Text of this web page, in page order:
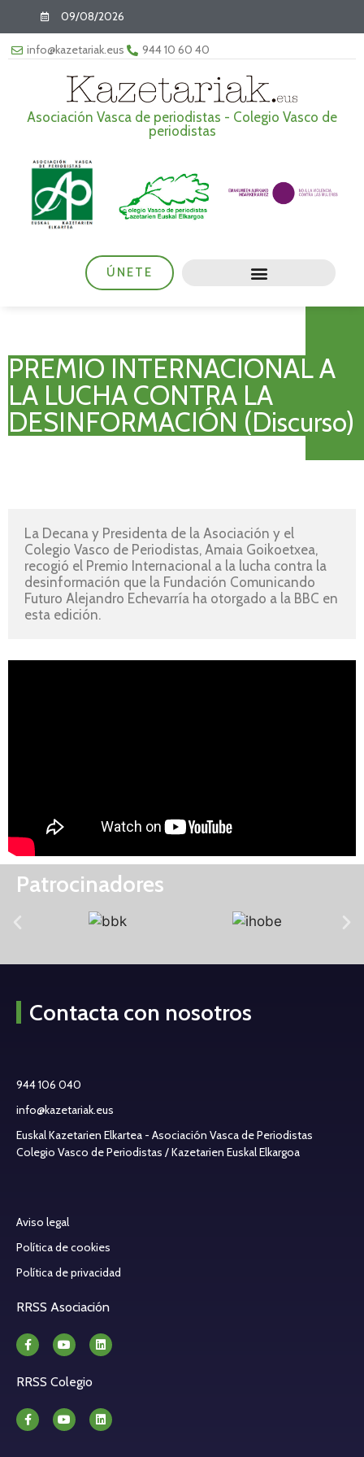
09/08/2026
info@kazetariak.eus 944 10 60 40
Asociación Vasca de periodistas - Colegio Vasco de
periodistas
ÚNETE
PREMIO INTERNACIONAL A
LA LUCHA CONTRA LA
DESINFORMACIÓN (Discurso)
La Decana y Presidenta de la Asociación y el
Colegio Vasco de Periodistas, Amaia Goikoetxea,
recogió el Premio Internacional a la lucha contra la
desinformación que la Fundación Comunicando
Futuro Alejandro Echevarría ha otorgado a la BBC en
esta edición.
Patrocinadores
Contacta con nosotros
944 106 040
info@kazetariak.eus
Euskal Kazetarien Elkartea - Asociación Vasca de Periodistas
Colegio Vasco de Periodistas / Kazetarien Euskal Elkargoa
Aviso legal
Política de cookies
Política de privacidad
RRSS Asociación
RRSS Colegio